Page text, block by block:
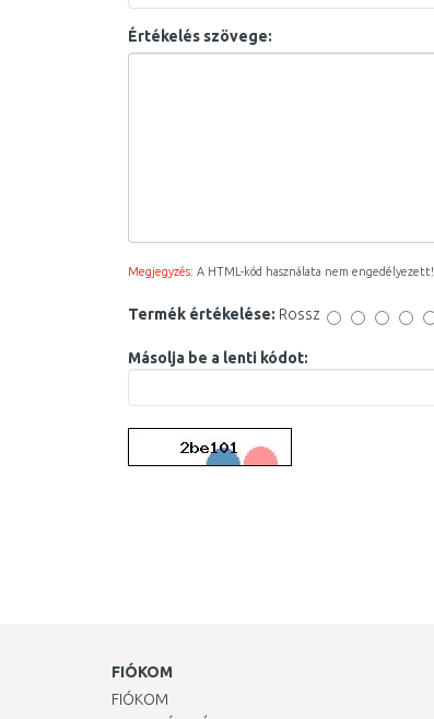
Értékelés szövege:
Megjegyzés: A HTML-kód használata nem engedélyezett!
Termék értékelése: Rossz
Másolja be a lenti kódot:
FIÓKOM
FIÓKOM